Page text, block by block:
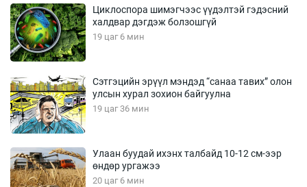
Циклоспора шимэгчээс үүдэлтэй гэдэсний
халдвар дэгдэж болзошгүй
19 цаг 6 мин
Сэтгэцийн эрүүл мэндэд “санаа тавих” олон
улсын хурал зохион байгуулна
19 цаг 36 мин
Улаан буудай ихэнх талбайд 10-12 см-ээр
өндөр ургажээ
20 цаг 6 мин